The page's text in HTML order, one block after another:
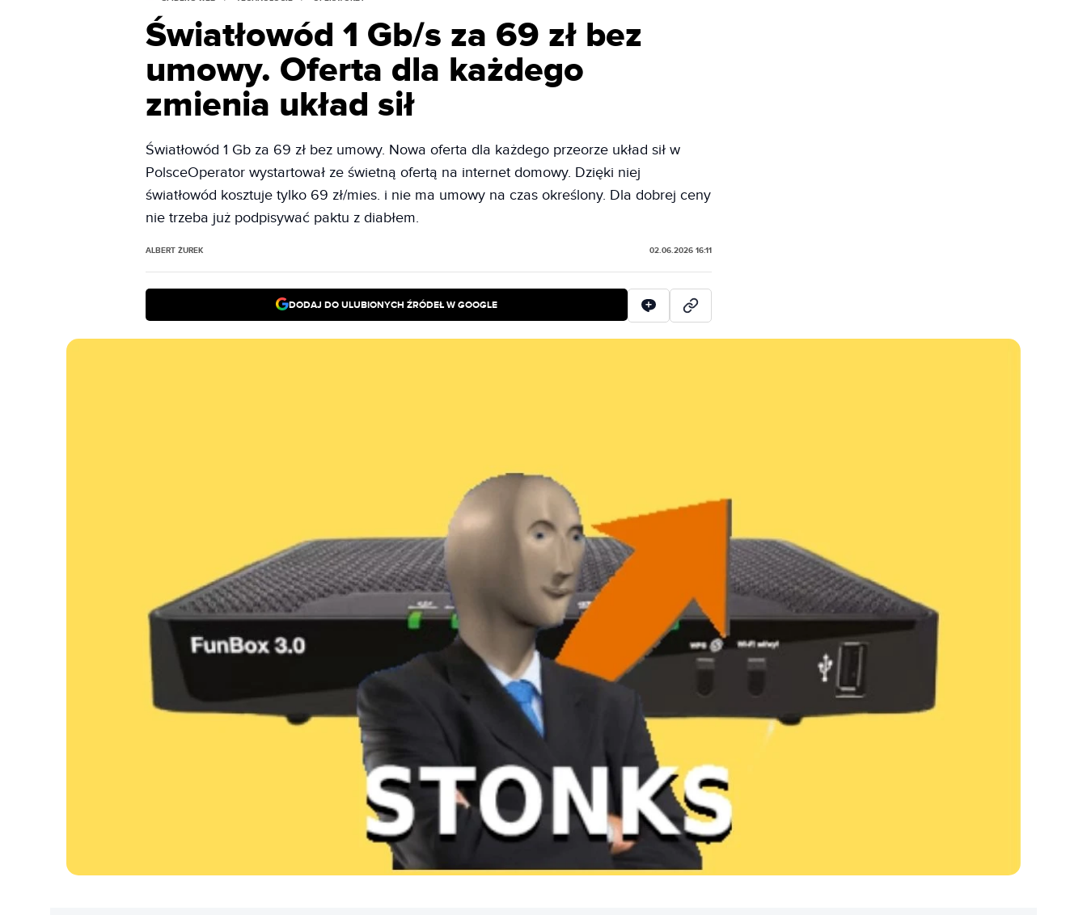
Światłowód 1 Gb/s za 69 zł bez
umowy. Oferta dla każdego
zmienia układ sił
Światłowód 1 Gb za 69 zł bez umowy. Nowa oferta dla każdego przeorze układ sił w
PolsceOperator wystartował ze świetną ofertą na internet domowy. Dzięki niej
światłowód kosztuje tylko 69 zł/mies. i nie ma umowy na czas określony. Dla dobrej ceny
nie trzeba już podpisywać paktu z diabłem.
ALBERT ŻUREK 02.06.2026 16:11
DODAJ DO ULUBIONYCH ŹRÓDEŁ W GOOGLE